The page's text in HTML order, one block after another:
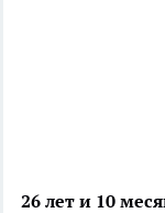
26 лет и 10